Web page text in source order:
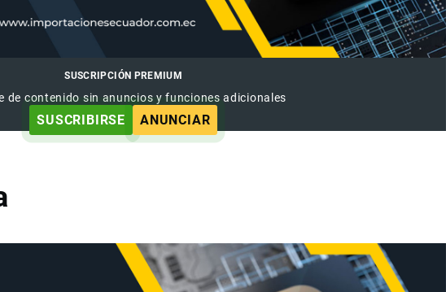
SUSCRIPCIÓN PREMIUM
de contenido sin anuncios y funciones adicionales
SUSCRIBIRSE ANUNCIAR